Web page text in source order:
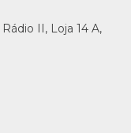
II, Loja 14 A,